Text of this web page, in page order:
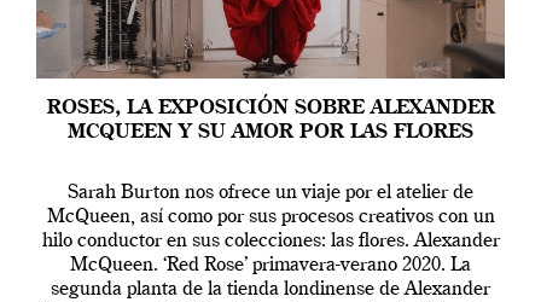
ROSES, LA EXPOSICIÓN SOBRE ALEXANDER
MCQUEEN Y SU AMOR POR LAS FLORES
Sarah Burton nos ofrece un viaje por el atelier de
McQueen, así como por sus procesos creativos con un
hilo conductor en sus colecciones: las flores. Alexander
McQueen. ‘Red Rose’ primavera-verano 2020. La
segunda planta de la tienda londinense de Alexander